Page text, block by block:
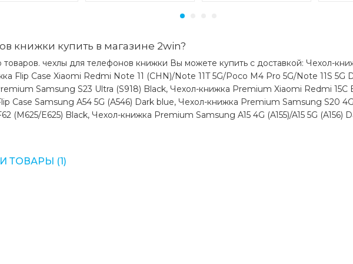
книжки купить в магазине 2win?
чехлы для телефонов книжки Вы можете купить с доставкой: Чехол-
Flip Case Xiaomi Redmi Note 11 (CHN)/Note 11T 5G/Poco M4 Pro 5G/Note 11S
Samsung S23 Ultra (S918) Black, Чехол-книжка Premium Xiaomi Redmi
Case Samsung A54 5G (A546) Dark blue, Чехол-книжка Premium Samsung S20
(M625/E625) Black, Чехол-книжка Premium Samsung A15 4G (A155)/A15 5G (A156)
ТОВАРЫ (1)